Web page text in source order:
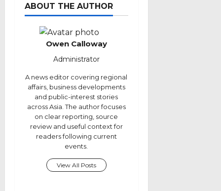
ABOUT THE AUTHOR
Owen Calloway
Administrator
A news editor covering regional
affairs, business developments
and public-interest stories
across Asia. The author focuses
on clear reporting, source
review and useful context for
readers following current
events.
View All Posts